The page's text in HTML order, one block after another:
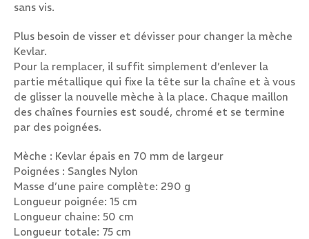
sans vis.
Plus besoin de visser et dévisser pour changer la mèche
Kevlar.
Pour la remplacer, il suffit simplement d’enlever la
partie métallique qui fixe la tête sur la chaîne et à vous
de glisser la nouvelle mèche à la place. Chaque maillon
des chaînes fournies est soudé, chromé et se termine
par des poignées.
Mèche : Kevlar épais en 70 mm de largeur
Poignées : Sangles Nylon
Masse d’une paire complète: 290 g
Longueur poignée: 15 cm
Longueur chaine: 50 cm
Longueur totale: 75 cm